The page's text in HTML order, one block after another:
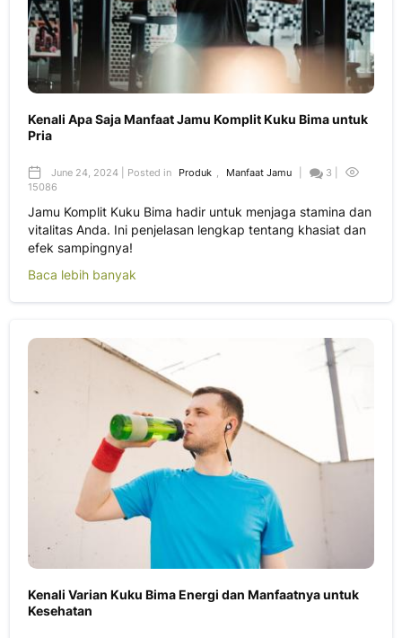
Kenali Apa Saja Manfaat Jamu Komplit Kuku Bima untuk
Pria
June 24, 2024 | Posted in Produk Manfaat Jamu
3 |
15086
Jamu Komplit Kuku Bima hadir untuk menjaga stamina dan
vitalitas Anda. Ini penjelasan lengkap tentang khasiat dan
efek sampingnya!
Baca lebih banyak
Kenali Varian Kuku Bima Energi dan Manfaatnya untuk
Kesehatan